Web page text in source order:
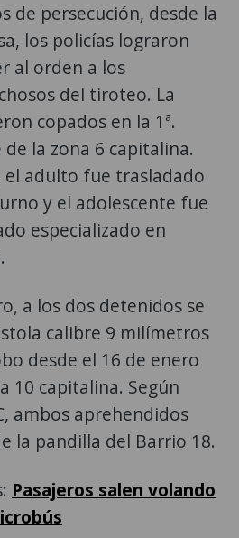
de persecución, desde la
los policías lograron
al orden a los
del tiroteo. La
copados en la 1ª.
de la zona 6 capitalina.
el adulto fue trasladado
y el adolescente fue
especializado en
a los dos detenidos se
calibre 9 milímetros
desde el 16 de enero
10 capitalina. Según
ambos aprehendidos
la pandilla del Barrio 18.
Pasajeros salen volando